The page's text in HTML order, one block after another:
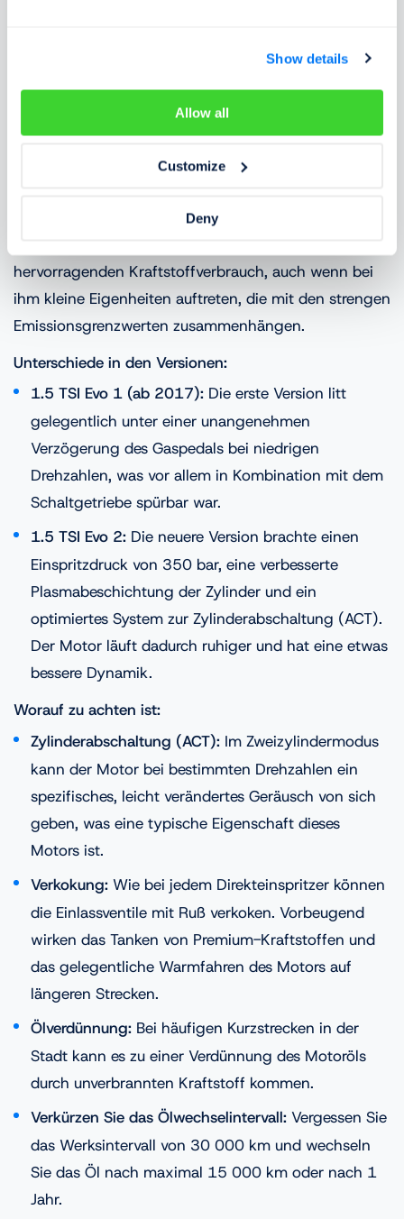
Show details
Allow all
Customize
Deny
Der moderne Vierzylinder 1.5 TSI:
Der Liebling der Dienstwagenfahrer
-Motor gilt als sehr zuverlässiges
, sofern man ihm einen
hervorragenden Kraftstoffverbrauch, auch wenn bei
ihm kleine Eigenheiten auftreten, die mit den strengen
Emissionsgrenzwerten zusammenhängen.
Unterschiede in den Versionen:
1.5 TSI Evo 1 (ab 2017): Die erste Version litt
gelegentlich unter einer unangenehmen
Verzögerung des Gaspedals bei niedrigen
Drehzahlen, was vor allem in Kombination mit dem
Schaltgetriebe spürbar war.
1.5 TSI Evo 2: Die neuere Version brachte einen
Einspritzdruck von 350 bar, eine verbesserte
Plasmabeschichtung der Zylinder und ein
optimiertes System zur Zylinderabschaltung (ACT).
Der Motor läuft dadurch ruhiger und hat eine etwas
bessere Dynamik.
Worauf zu achten ist:
Zylinderabschaltung (ACT): Im Zweizylindermodus
kann der Motor bei bestimmten Drehzahlen ein
spezifisches, leicht verändertes Geräusch von sich
geben, was eine typische Eigenschaft dieses
Motors ist.
Verkokung:Wie bei jedem Direkteinspritzer können
die Einlassventile mit Ruß verkoken. Vorbeugend
wirken das Tanken von Premium-Kraftstoffen und
das gelegentliche Warmfahren des Motors auf
längeren Strecken.
Ölverdünnung: Bei häufigen Kurzstrecken in der
Stadt kann es zu einer Verdünnung des Motoröls
durch unverbrannten Kraftstoff kommen.
Verkürzen Sie das Ölwechselintervall:Vergessen Sie
das Werksintervall von 30 000 km und wechseln
Sie das Öl nach maximal 15 000 km oder nach 1
Jahr.